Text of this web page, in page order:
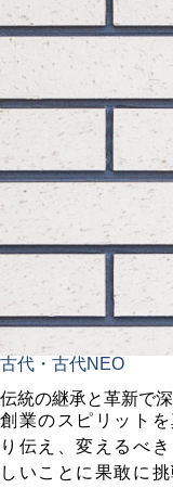
古代・古代NEO
伝統の継承と革新で
創業のスピリット
り伝え、変えるべ
しいことに果敢に挑